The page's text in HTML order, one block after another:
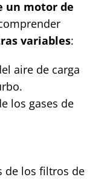
un motor de
variables:
aire de carga
los gases de
de los filtros de